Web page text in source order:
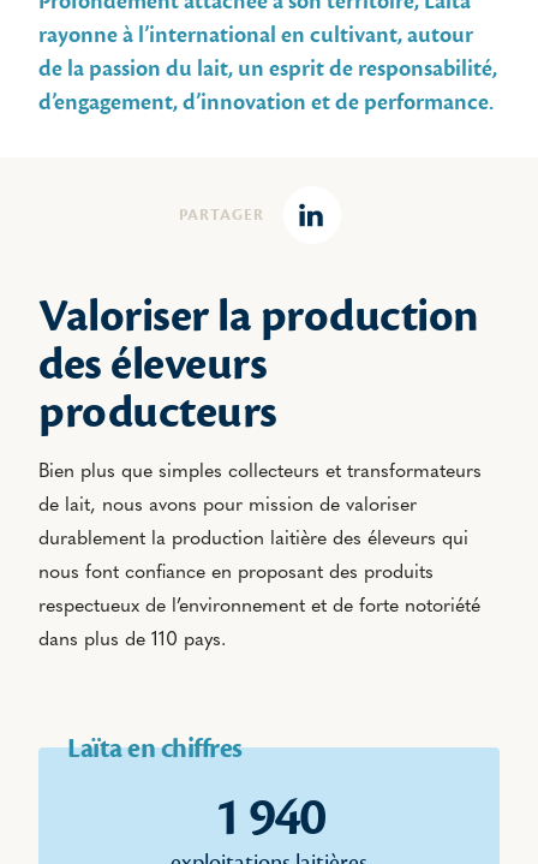
rayonne à l’international en cultivant, autour
de la passion du lait, un esprit de responsabilité,
d’engagement, d’innovation et de performance.
PARTAGER
Linkedin
Valoriser la production
des éleveurs
producteurs
Bien plus que simples collecteurs et transformateurs
de lait, nous avons pour mission de valoriser
durablement la production laitière des éleveurs qui
nous font confiance en proposant des produits
respectueux de l’environnement et de forte notoriété
dans plus de 110 pays.
Laïta en chiffres
1 940